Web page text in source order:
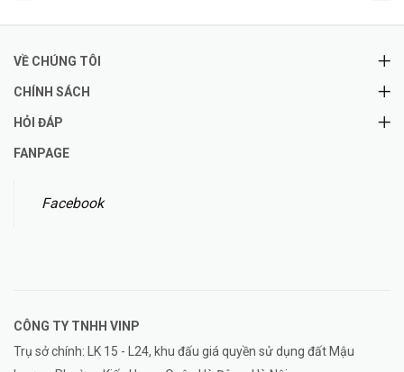
VỀ CHÚNG TÔI
CHÍNH SÁCH
HỎI ĐÁP
FANPAGE
Facebook
CÔNG TY TNHH VINP
Trụ sở chính: LK 15 - L24, khu đấu giá quyền sử dụng đất Mậu